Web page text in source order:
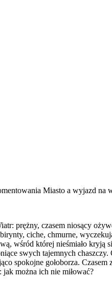
Miasto a wyjazd na
prężny, czasem niosący
ciche, chmurne,
wśród której nieśmiało
swych tajemnych
spokojne gołoborza.
można ich nie miłować?